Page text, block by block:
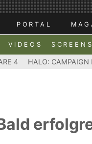
PORTAL
VIDEOS SCREENS
4 HALO: CAMPAIGN